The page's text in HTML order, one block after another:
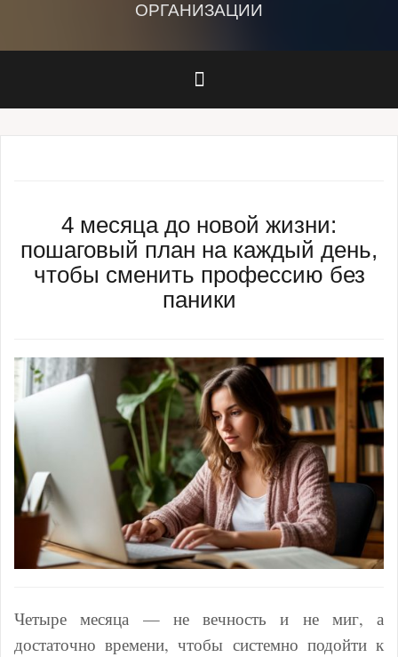
ОРГАНИЗАЦИИ
4 месяца до новой жизни:
пошаговый план на каждый день,
чтобы сменить профессию без
паники
Четыре месяца — не вечность и не миг, а
достаточно времени, чтобы системно подойти к